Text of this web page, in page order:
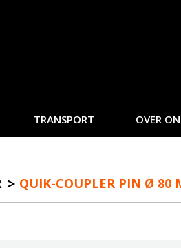
TRANSPORT OVER
QUIK-COUPLER PIN Ø 80